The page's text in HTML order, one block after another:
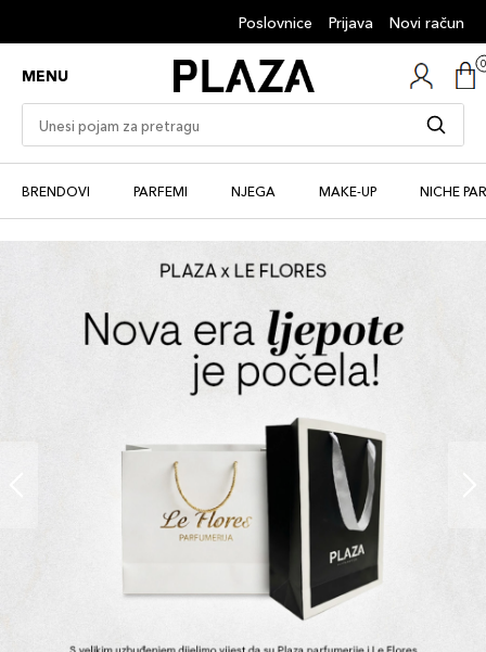
Poslovnice Prijava Novi račun
MENU
BRENDOVI PARFEMI NJEGA MAKE-UP NICHE